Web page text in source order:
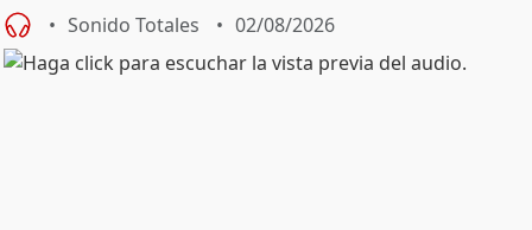
Sonido Totales 02/08/2026